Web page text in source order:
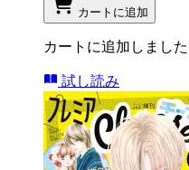
カートに追加
カートに追加しました
試し読み